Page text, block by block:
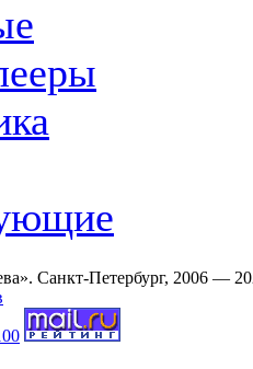
Санкт-Петербург, 2006 —